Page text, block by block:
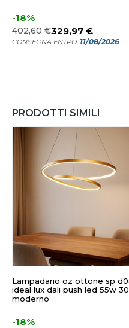
-18%
402,60 €329,97 €
CONSEGNA ENTRO: 11/08/2026
PRODOTTI SIMILI
Lampadario oz ottone sp
ideal lux dali push led 55w
moderno
-18%